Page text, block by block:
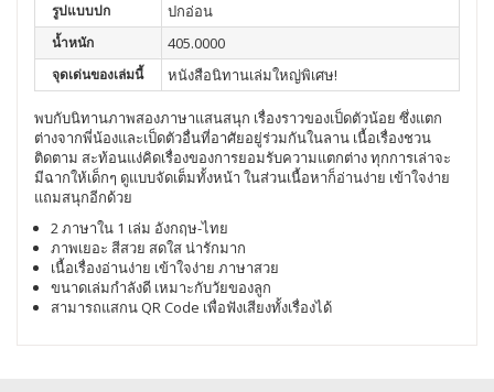
รูปแบบปก ปกอ่อน
น้ำหนัก 405.0000
จุดเด่นของเล่มนี้ หนังสือนิทานเล่มใหญ่พิเศษ!
พบกับนิทานภาพสองภาษาแสนสนุก เรื่องราวของเป็ดตัวน้อย ซึ่งแตก
ต่างจากพี่น้องและเป็ดตัวอื่นที่อาศัยอยู่ร่วมกันในลาน เนื้อเรื่องชวน
ติดตาม สะท้อนแง่คิดเรื่องของการยอมรับความแตกต่าง ทุกการเล่าจะ
มีฉากให้เด็กๆ ดูแบบจัดเต็มทั้งหน้า ในส่วนเนื้อหาก็อ่านง่าย เข้าใจง่าย
แถมสนุกอีกด้วย
2 ภาษาใน 1 เล่ม อังกฤษ-ไทย
ภาพเยอะ สีสวย สดใส น่ารักมาก
เนื้อเรื่องอ่านง่าย เข้าใจง่าย ภาษาสวย
ขนาดเล่มกำลังดี เหมาะกับวัยของลูก
สามารถแสกน QR Code เพื่อฟังเสียงทั้งเรื่องได้